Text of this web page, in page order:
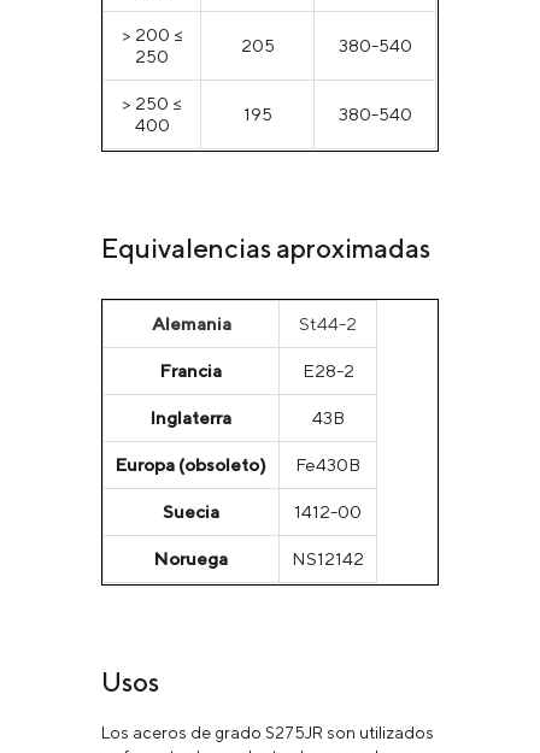
> 200 ≤
250
205 380-540
> 250 ≤
400
195 380-540
Equivalencias aproximadas
Alemania St44-2
Francia E28-2
Inglaterra 43B
Europa (obsoleto) Fe430B
Suecia 1412-00
Noruega NS12142
Usos
Los aceros de grado S275JR son utilizados